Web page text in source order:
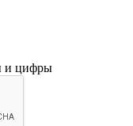
и цифры